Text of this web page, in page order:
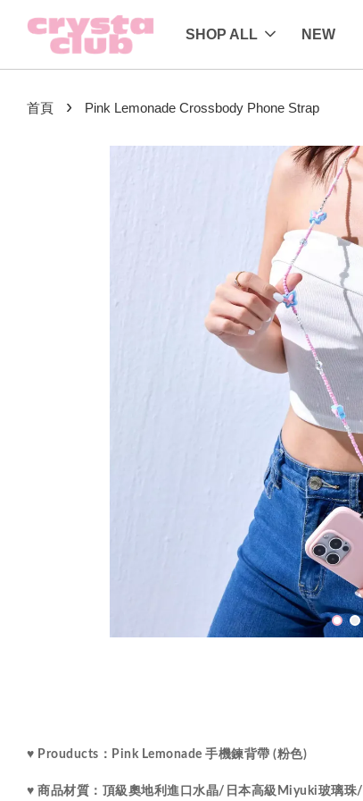
SHOP ALL NEW
首頁 › Pink Lemonade Crossbody Phone Strap
♥ Prouducts：Pink Lemonade 手機鍊背帶 (粉色)
♥ 商品材質： 頂級奧地利進口 水晶/ 日本高級Miyuki玻璃珠/